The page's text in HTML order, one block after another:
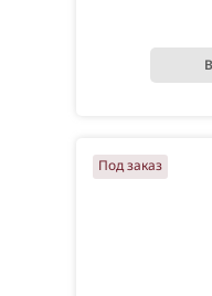
Под заказ